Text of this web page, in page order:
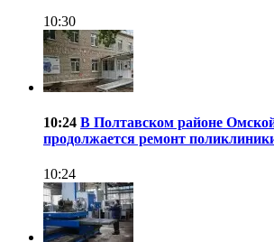
10:30
10:24 В Полтавском районе
продолжается ремонт
10:24